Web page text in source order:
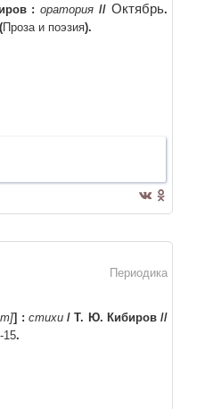
: оратория // Октябрь.
(Проза и поэзия).
Периодика
] : стихи / Т. Ю. Кибиров //
.